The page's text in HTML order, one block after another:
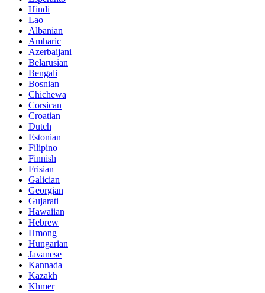
Hindi
Lao
Albanian
Amharic
Azerbaijani
Belarusian
Bengali
Bosnian
Chichewa
Corsican
Croatian
Dutch
Estonian
Filipino
Finnish
Frisian
Galician
Georgian
Gujarati
Hawaiian
Hebrew
Hmong
Hungarian
Javanese
Kannada
Kazakh
Khmer